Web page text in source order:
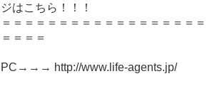
ジはこちら！！！
＝＝＝＝＝＝＝＝＝＝＝＝＝＝＝＝＝＝
＝＝＝＝
PC→→→ http://www.life-agents.jp/